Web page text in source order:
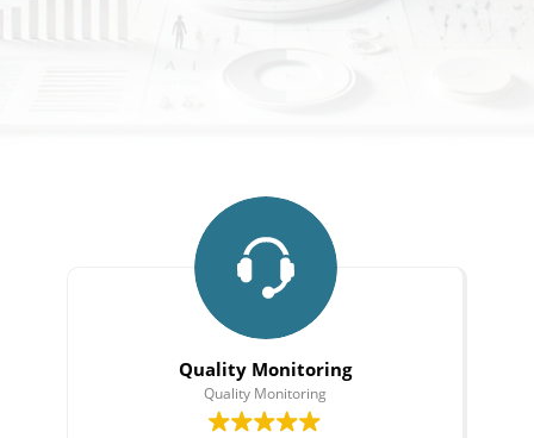
Quality Monitoring
Quality Monitoring